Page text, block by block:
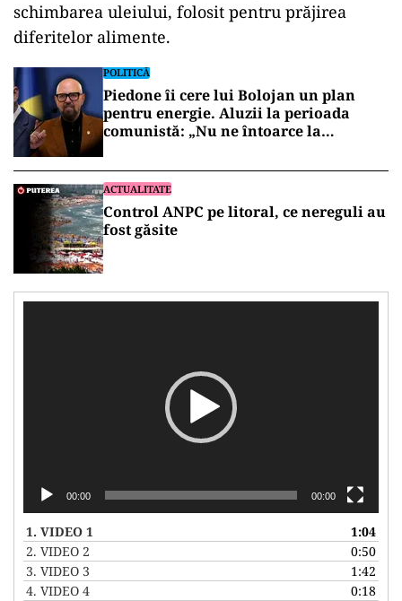
schimbarea uleiului, folosit pentru prăjirea
diferitelor alimente.
POLITICĂ
Piedone îi cere lui Bolojan un plan
pentru energie. Aluzii la perioada
comunistă: „Nu ne întoarce la
ACTUALITATE
Control ANPC pe litoral, ce nereguli au
fost găsite
00:00 00:00
1. VIDEO 1
1:04
2. VIDEO 2
0:50
3. VIDEO 3
1:42
4. VIDEO 4
0:18